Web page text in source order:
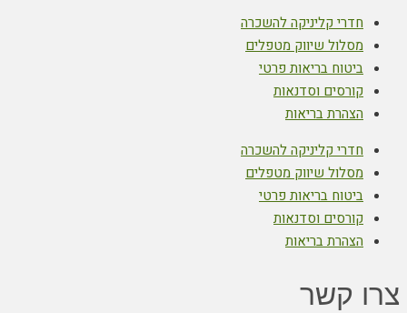
חדרי קליניקה להשכרה
מסלול שיווק מטפלים
ביטוח בריאות פרטי
קורסים וסדנאות
הצהרת בריאות
חדרי קליניקה להשכרה
מסלול שיווק מטפלים
ביטוח בריאות פרטי
קורסים וסדנאות
הצהרת בריאות
צרו קשר